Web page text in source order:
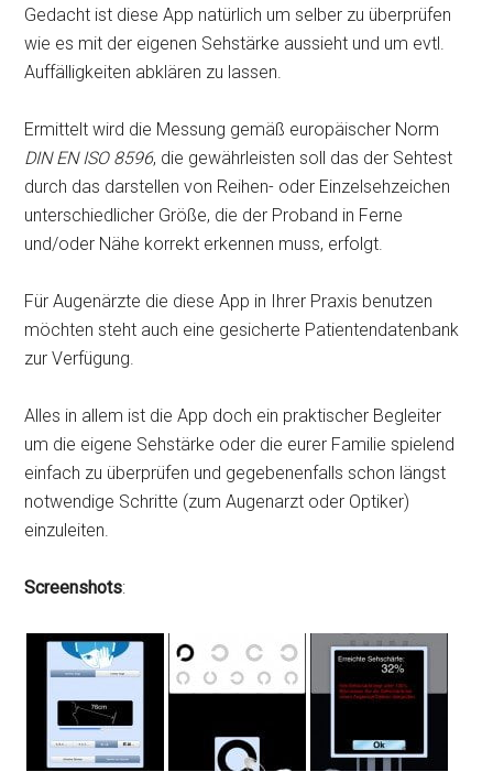
Gedacht ist diese App natürlich um selber zu überprüfen
wie es mit der eigenen Sehstärke aussieht und um evtl.
Auffälligkeiten abklären zu lassen.
Ermittelt wird die Messung gemäß europäischer Norm
DIN EN ISO 8596, die gewährleisten soll das der Sehtest
durch das darstellen von Reihen- oder Einzelsehzeichen
unterschiedlicher Größe, die der Proband in Ferne
und/oder Nähe korrekt erkennen muss, erfolgt.
Für Augenärzte die diese App in Ihrer Praxis benutzen
möchten steht auch eine gesicherte Patientendatenbank
zur Verfügung.
Alles in allem ist die App doch ein praktischer Begleiter
um die eigene Sehstärke oder die eurer Familie spielend
einfach zu überprüfen und gegebenenfalls schon längst
notwendige Schritte (zum Augenarzt oder Optiker)
einzuleiten.
Screenshots: